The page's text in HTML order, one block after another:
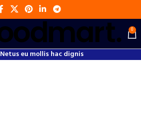
0
Netus eu mollis hac dignis